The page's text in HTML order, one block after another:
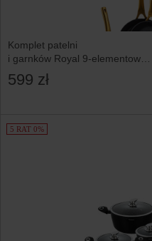
Komplet patelni
i garnków Royal 9-elementowy
AMBITION
599 zł
5 RAT 0%